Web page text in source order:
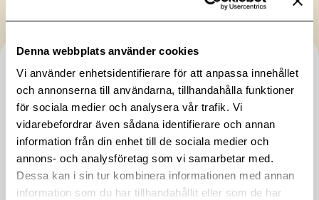
Denna webbplats använder cookies
Vi använder enhetsidentifierare för att anpassa innehållet
och annonserna till användarna, tillhandahålla funktioner
för sociala medier och analysera vår trafik. Vi
vidarebefordrar även sådana identifierare och annan
information från din enhet till de sociala medier och
annons- och analysföretag som vi samarbetar med.
Dessa kan i sin tur kombinera informationen med annan
information som du har tillhandahållit eller som de har
Småskaligt, hållbart
och nära naturen
Källberga är en ny stadsdel där ekologisk och social
hållbarhet står i centrum. Här bor du med skog, åkermark
och havet som grannar – samtidigt som du har